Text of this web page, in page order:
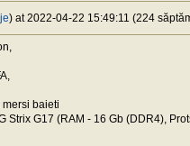
) at 2022-04-22 15:49:11 (224
baieti
Strix G17 (RAM - 16 Gb (DDR4),